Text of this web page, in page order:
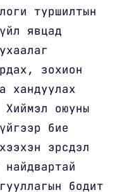
туршилтын
явцад
зохион
хандуулах
оюуны
бие
эрсдэл
бодит